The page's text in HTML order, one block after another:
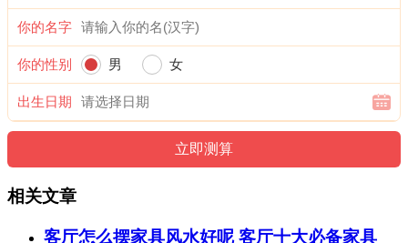
你的名字
你的性别 男 女
出生日期
相关文章
客厅怎么摆家具风水好呢 客厅十大必备家具